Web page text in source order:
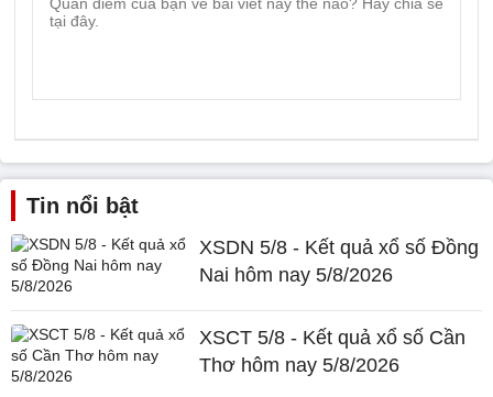
Tin nổi bật
XSDN 5/8 - Kết quả xổ số Đồng
Nai hôm nay 5/8/2026
XSCT 5/8 - Kết quả xổ số Cần
Thơ hôm nay 5/8/2026